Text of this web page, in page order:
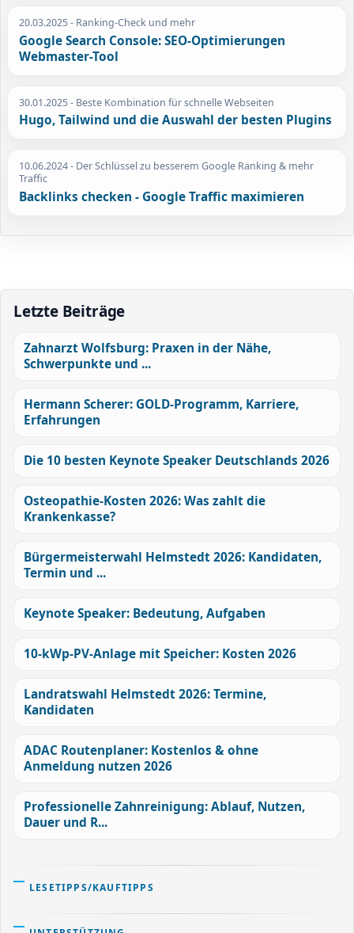
20.03.2025- Ranking-Check und mehr
Google Search Console: SEO-Optimierungen
Webmaster-Tool
30.01.2025- Beste Kombination für schnelle Webseiten
Hugo, Tailwind und die Auswahl der besten Plugins
10.06.2024- Der Schlüssel zu besserem Google Ranking & mehr
Traffic
Backlinks checken - Google Traffic maximieren
Letzte Beiträge
Zahnarzt Wolfsburg: Praxen in der Nähe,
Schwerpunkte und ...
Hermann Scherer: GOLD-Programm, Karriere,
Erfahrungen
Die 10 besten Keynote Speaker Deutschlands 2026
Osteopathie-Kosten 2026: Was zahlt die
Krankenkasse?
Bürgermeisterwahl Helmstedt 2026: Kandidaten,
Termin und ...
Keynote Speaker: Bedeutung, Aufgaben
10-kWp-PV-Anlage mit Speicher: Kosten 2026
Landratswahl Helmstedt 2026: Termine,
Kandidaten
ADAC Routenplaner: Kostenlos & ohne
Anmeldung nutzen 2026
Professionelle Zahnreinigung: Ablauf, Nutzen,
Dauer und R...
LESETIPPS/KAUFTIPPS